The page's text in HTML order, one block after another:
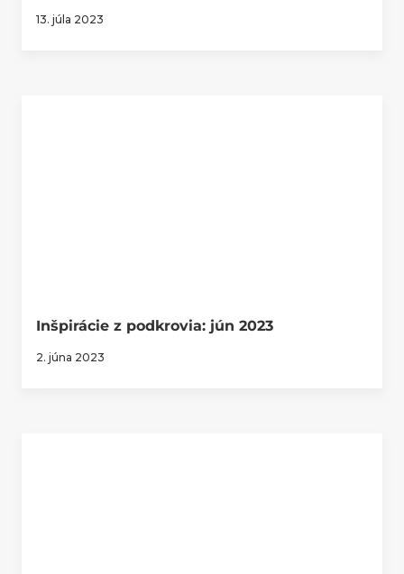
13. júla 2023
Inšpirácie z podkrovia: jún 2023
2. júna 2023